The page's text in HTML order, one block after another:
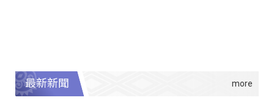
最新新聞